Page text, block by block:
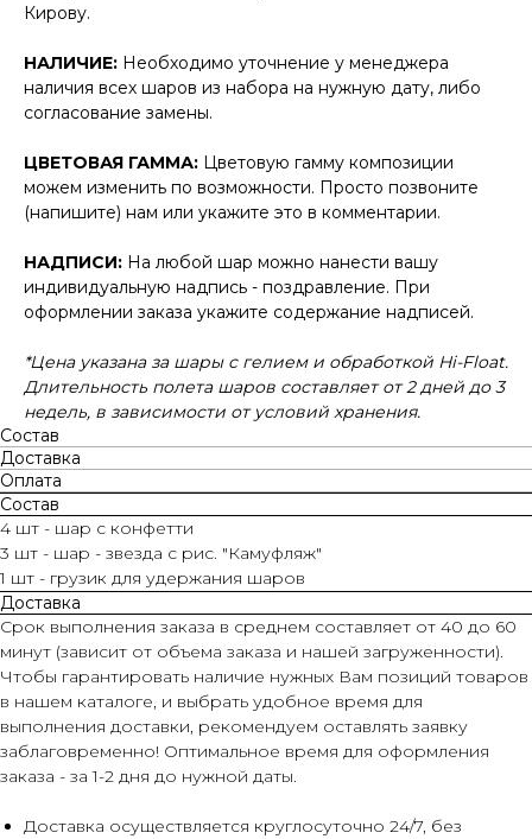
Кирову.
НАЛИЧИЕ: Необходимо уточнение у менеджера
наличия всех шаров из набора на нужную дату, либо
согласование замены.
ЦВЕТОВАЯ ГАММА: Цветовую гамму композиции
можем изменить по возможности. Просто позвоните
(напишите) нам или укажите это в комментарии.
НАДПИСИ: На любой шар можно нанести вашу
индивидуальную надпись - поздравление. При
оформлении заказа укажите содержание надписей.
*Цена указана за шары с гелием и обработкой Hi-Float.
Длительность полета шаров составляет от 2 дней до 3
недель, в зависимости от условий хранения.
Состав
Доставка
Оплата
Состав
4 шт - шар с конфетти
3 шт - шар - звезда с рис. "Камуфляж"
1 шт - грузик для удержания шаров
Доставка
Срок выполнения заказа в среднем составляет от 40 до 60
минут (зависит от объема заказа и нашей загруженности).
Чтобы гарантировать наличие нужных Вам позиций товаров
в нашем каталоге, и выбрать удобное время для
выполнения доставки, рекомендуем оставлять заявку
заблаговременно! Оптимальное время для оформления
заказа - за 1-2 дня до нужной даты.
Доставка осуществляется круглосуточно 24/7, без